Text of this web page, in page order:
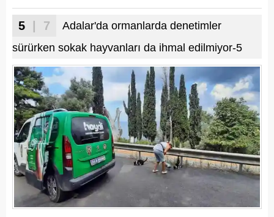
5 | 7
Adalar'da ormanlarda denetimler
sürürken sokak hayvanları da ihmal edilmiyor-5